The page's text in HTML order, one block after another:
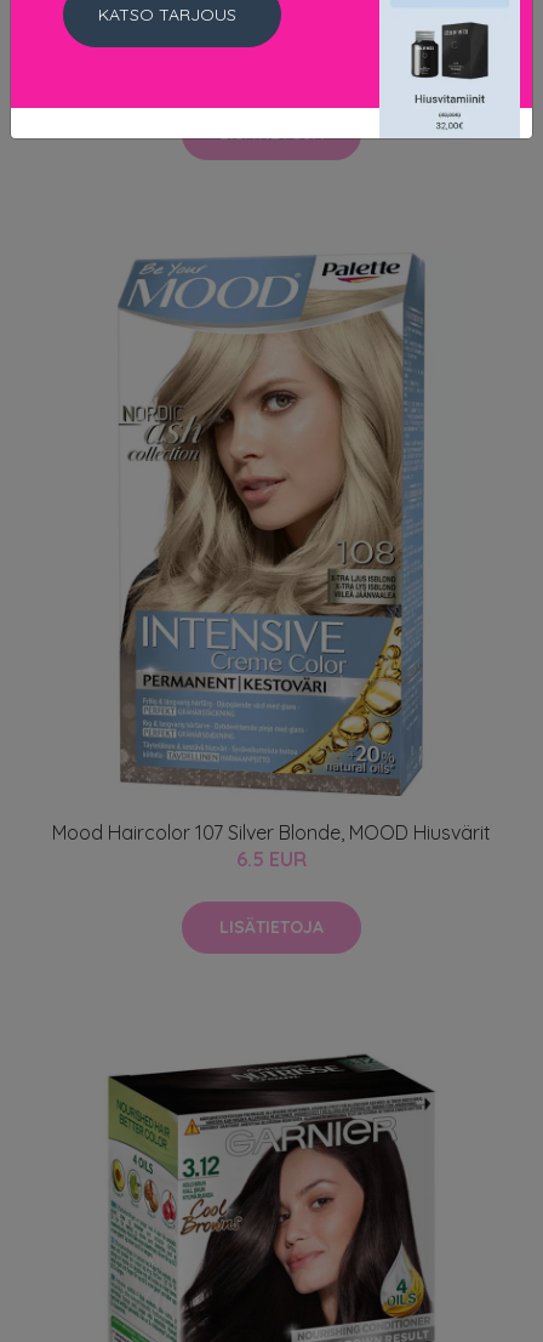
Revlon - Nutri Color Filters Toning 240 ml - 1002 Pale
Platinum
LISÄTIETOJA
Mood Haircolor 107 Silver Blonde, MOOD Hiusvärit
6.5 EUR
LISÄTIETOJA
KATSO TARJOUS